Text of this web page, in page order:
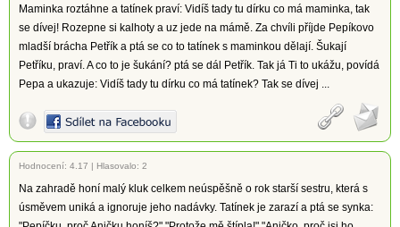
Maminka roztáhne a tatínek praví: Vidíš tady tu dírku co má maminka, tak
se dívej! Rozepne si kalhoty a uz jede na mámě. Za chvíli příjde Pepíkovo
mladší brácha Petřík a ptá se co to tatínek s maminkou dělají. Šukají
Petříku, praví. A co to je šukání? ptá se dál Petřík. Tak já Ti to ukážu, povídá
Pepa a ukazuje: Vidíš tady tu dírku co má tatínek? Tak se dívej ...
Hodnocení: 4.17 | Hlasovalo: 2
Na zahradě honí malý kluk celkem neúspěšně o rok starší sestru, která s
úsměvem uniká a ignoruje jeho nadávky. Tatínek je zarazí a ptá se synka: